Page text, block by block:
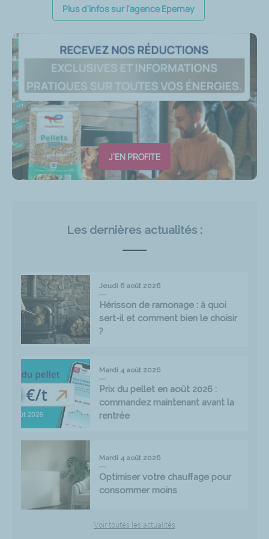
Plus d'infos sur l'agence Epernay
J'EN PROFITE
Les dernières actualités :
Jeudi 6 août 2026
Hérisson de ramonage : à quoi
sert-il et comment bien le choisir
?
Mardi 4 août 2026
Prix du pellet en août 2026 :
commandez maintenant avant la
rentrée
Mardi 4 août 2026
Optimiser votre chauffage pour
consommer moins
Voir toutes les actualités